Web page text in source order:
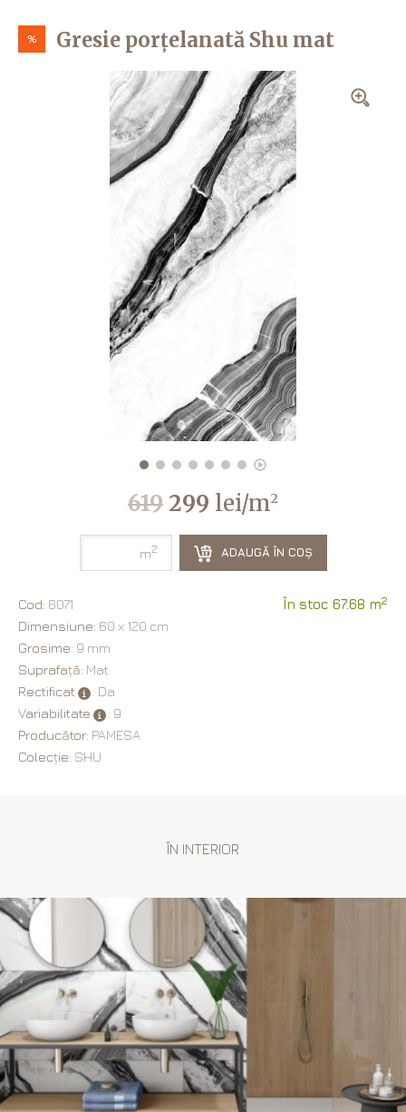
% Gresie porțelanată Shu mat
619 299 lei/m2
m2 ADAUGĂ ÎN COȘ
Cod: 6071 În stoc 67.68 m2
Dimensiune: 60 х 120 cm
Grosime: 9 mm
Suprafață: Mat
Rectificat
: Da
Variabilitate
: 9
Producător: PAMESA
Colecție: SHU
ÎN INTERIOR